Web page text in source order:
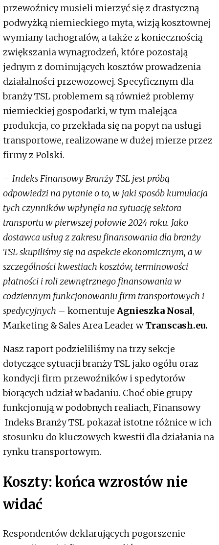
przewoźnicy musieli mierzyć się z drastyczną
podwyżką niemieckiego myta, wizją kosztownej
wymiany tachografów, a także z koniecznością
zwiększania wynagrodzeń, które pozostają
jednym z dominujących kosztów prowadzenia
działalności przewozowej. Specyficznym dla
branży TSL problemem są również problemy
niemieckiej gospodarki, w tym malejąca
produkcja, co przekłada się na popyt na usługi
transportowe, realizowane w dużej mierze przez
firmy z Polski.
– Indeks Finansowy Branży TSL jest próbą
odpowiedzi na pytanie o to, w jaki sposób kumulacja
tych czynników wpłynęła na sytuację sektora
transportu w pierwszej połowie 2024 roku. Jako
dostawca usług z zakresu finansowania dla branży
TSL skupiliśmy się na aspekcie ekonomicznym, a w
szczególności kwestiach kosztów, terminowości
płatności i roli zewnętrznego finansowania w
codziennym funkcjonowaniu firm transportowych i
spedycyjnych – komentuje Agnieszka Nosal,
Marketing & Sales Area Leader wTranscash.eu.
Nasz raport podzieliliśmy na trzy sekcje
dotyczące sytuacji branży TSL jako ogółu oraz
kondycji firm przewoźników i spedytorów
biorących udział w badaniu. Choć obie grupy
funkcjonują w podobnych realiach, Finansowy
Indeks Branży TSL pokazał istotne różnice w ich
stosunku do kluczowych kwestii dla działania na
rynku transportowym.
Koszty: końca wzrostów nie
widać
Respondentów deklarujących pogorszenie